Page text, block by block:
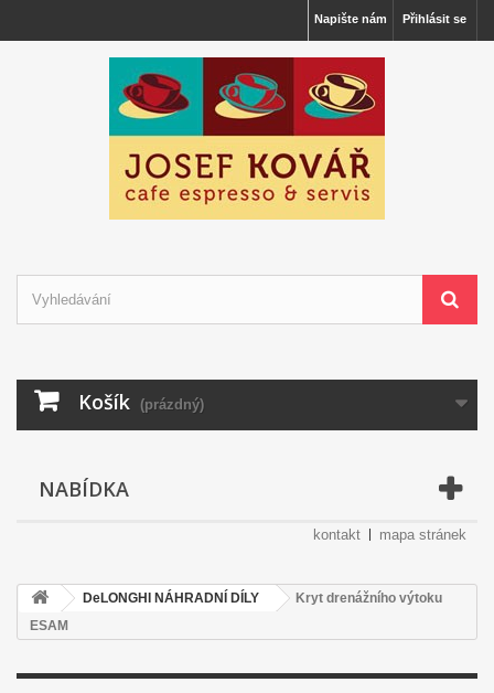
Přihlásit se
Napište nám
Košík (prázdný)
NABÍDKA
kontakt mapa stránek
DeLONGHI NÁHRADNÍ DÍLY
Kryt drenážního výtoku
ESAM